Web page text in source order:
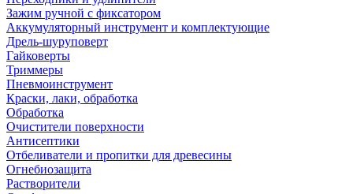
Зажим ручной с фиксатором
Аккумуляторный инструмент и комплектующие
Дрель-шуруповерт
Гайковерты
Триммеры
Пневмоинструмент
Краски, лаки, обработка
Обработка
Очистители поверхности
Антисептики
Отбеливатели и пропитки для древесины
Огнебиозащита
Растворители